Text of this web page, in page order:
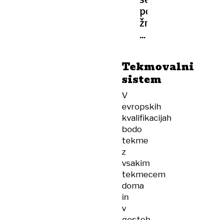
po
žrebu
ne
Tekmovalni
sistem
V
evropskih
kvalifikacijah
bodo
tekme
z
vsakim
tekmecem
doma
in
v